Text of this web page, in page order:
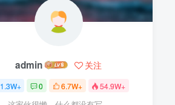
admin 关注
1.3W+ 0 6.7W+ 54.9W+